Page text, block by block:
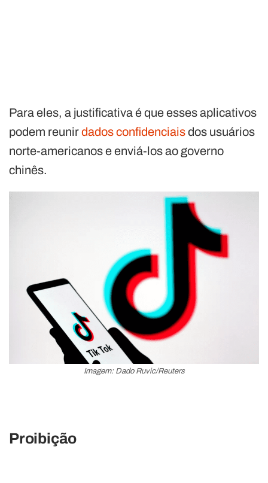
Para eles, a justificativa é que esses aplicativos
podem reunirdados confidenciaisdos usuários
norte-americanos e enviá-los ao governo
chinês.
Imagem: Dado Ruvic/Reuters
Proibição